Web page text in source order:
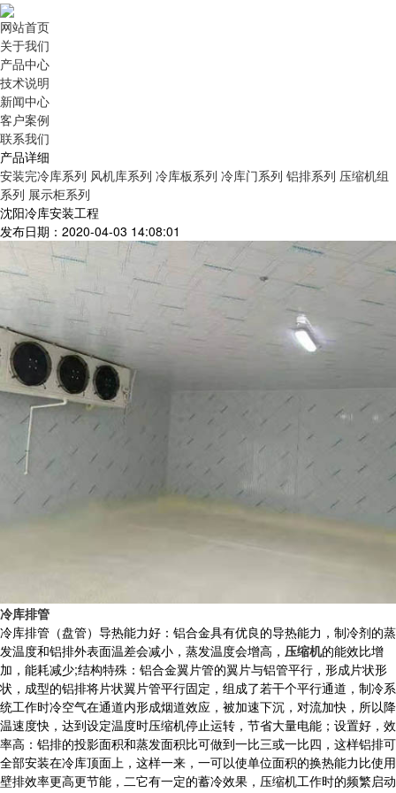
网站首页
关于我们
产品中心
技术说明
新闻中心
客户案例
联系我们
产品详细
安装完冷库系列 风机库系列 冷库板系列 冷库门系列 铝排系列 压缩机组
系列 展示柜系列
沈阳冷库安装工程
发布日期：2020-04-03 14:08:01
冷库排管
冷库排管（盘管）导热能力好：铝合金具有优良的导热能力，制冷剂的蒸
发温度和铝排外表面温差会减小，蒸发温度会增高， 压缩机的能效比增
加，能耗减少;结构特殊：铝合金翼片管的翼片与铝管平行，形成片状形
状，成型的铝排将片状翼片管平行固定，组成了若干个平行通道，制冷系
统工作时冷空气在通道内形成烟道效应，被加速下沉，对流加快，所以降
温速度快，达到设定温度时压缩机停止运转，节省大量电能；设置好，效
率高：铝排的投影面积和蒸发面积比可做到一比三或一比四，这样铝排可
全部安装在冷库顶面上，这样一来，一可以使单位面积的换热能力比使用
壁排效率更高更节能，二它有一定的蓄冷效果，压缩机工作时的频繁启动